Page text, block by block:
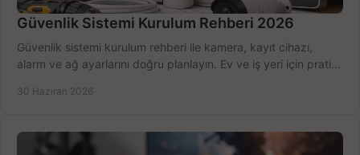
Güvenlik Sistemi Kurulum Rehberi 2026
Güvenlik sistemi kurulum rehberi ile kamera, kayıt cihazı,
alarm ve ağ ayarlarını doğru planlayın. Ev ve iş yeri için pratik
30 Haziran 2026